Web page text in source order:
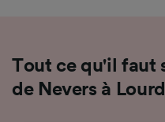
Tout ce qu'il faut
de Nevers à